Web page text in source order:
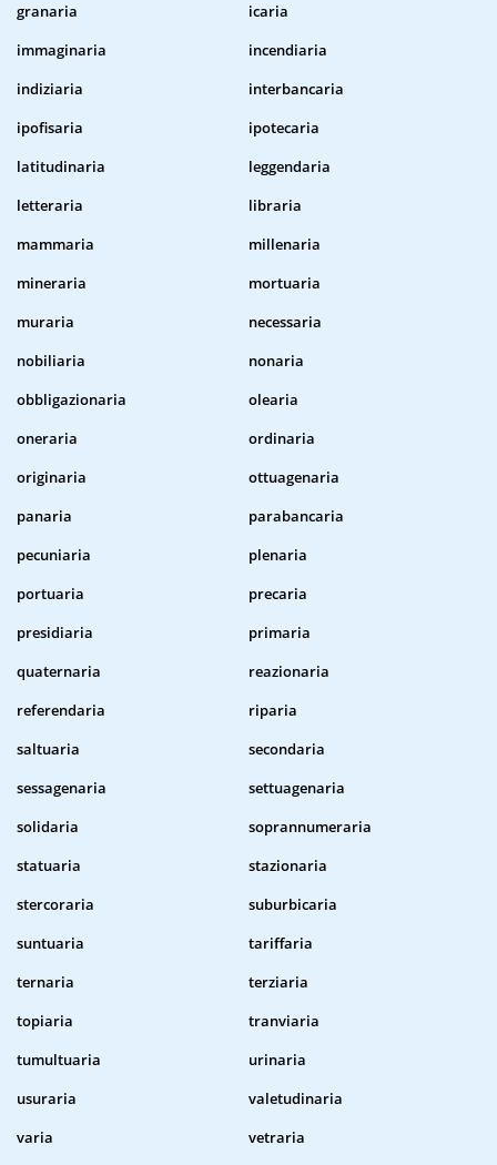
granaria
icaria
immaginaria
incendiaria
indiziaria
interbancaria
ipofisaria
ipotecaria
latitudinaria
leggendaria
letteraria
libraria
mammaria
millenaria
mineraria
mortuaria
muraria
necessaria
nobiliaria
nonaria
obbligazionaria
olearia
oneraria
ordinaria
originaria
ottuagenaria
panaria
parabancaria
pecuniaria
plenaria
portuaria
precaria
presidiaria
primaria
quaternaria
reazionaria
referendaria
riparia
saltuaria
secondaria
sessagenaria
settuagenaria
solidaria
soprannumeraria
statuaria
stazionaria
stercoraria
suburbicaria
suntuaria
tariffaria
ternaria
terziaria
topiaria
tranviaria
tumultuaria
urinaria
usuraria
valetudinaria
varia
vetraria